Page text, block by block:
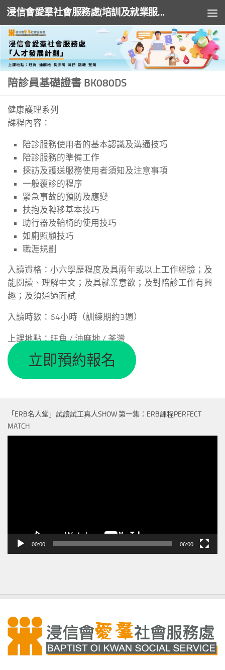
Skip to content 浸信會愛羣社會服務處(培訓及就業服務)
陪診員基礎證書 BK080DS
健康護理系列
課程內容：
陪診服務使用者的基本認識及溝通技巧
陪診服務的準備工作
探訪及護送服務使用者須知及注意事項
一般覆診的程序
緊急事故的預防及應變
扶抱及轉移基本技巧
助行器及輪椅的使用技巧
如廁照顧技巧
職涯規劃
入讀資格：小六學歷程度及具兩年或以上工作經驗；及
能閱讀、理解中文；及具就業意欲；及對陪診工作有興
趣；及須通過面試
入讀時數：64小時（訓練期約3週）
上課地點：旺角 / 油麻地 / 荃灣
立即預約報名
「ERB名人堂」試讀試工真人SHOW 第一集：ERB課程PERFECT
MATCH
00:00 06:00